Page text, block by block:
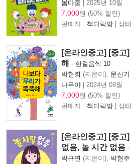
봄마중 | 2025년 10월
7,000원 (50% 할인)
판매자 : 책다락방 | 상
[온라인중고] [중고
해 - 한걸음씩 10
박현희 (지은이), 문신기
나무야 | 2024년 08월
7,000원 (50% 할인)
판매자 : 책다락방 | 상
[온라인중고] [중고
없음, 놀 시간 없음 -
박규연 (지은이), 박현주